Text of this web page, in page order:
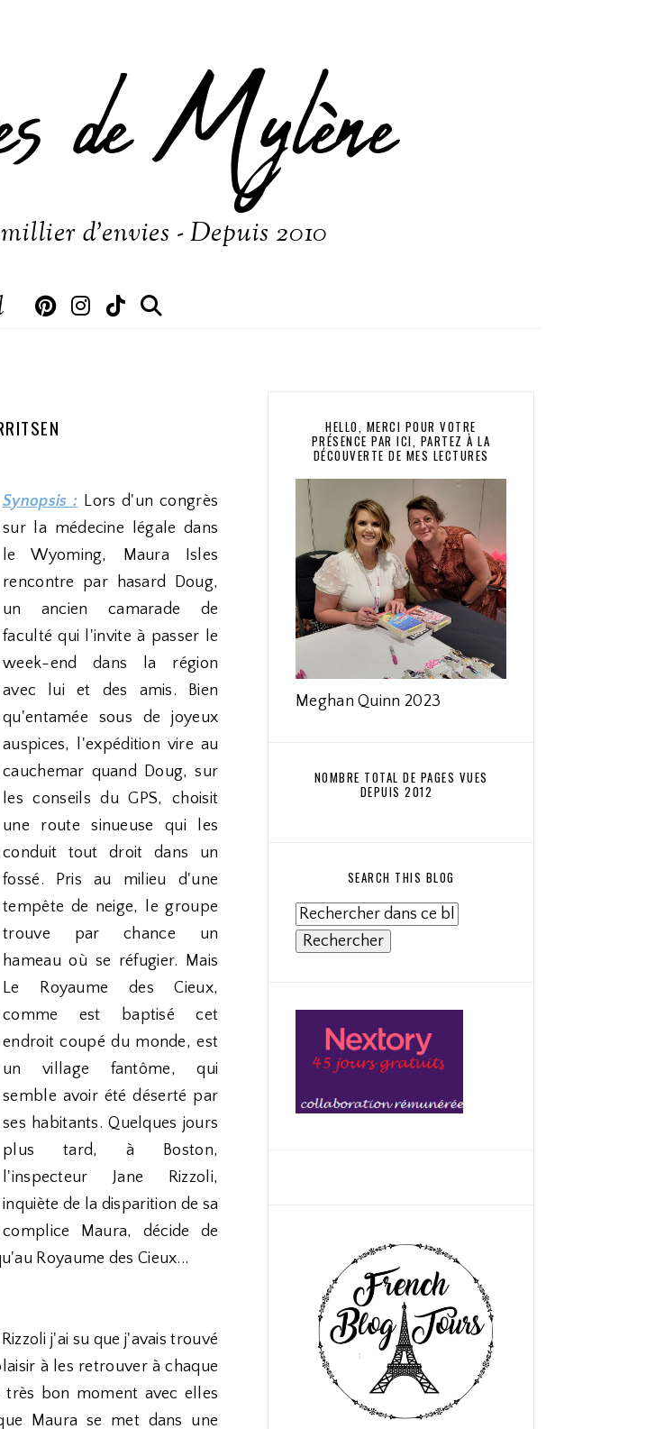
de Mylène
d'envies - Depuis 2010
Synopsis : Lors d'un congrès
sur la médecine légale dans
le Wyoming, Maura Isles
rencontre par hasard Doug,
un ancien camarade de
faculté qui l'invite à passer le
week-end dans la région
avec lui et des amis. Bien
qu'entamée sous de joyeux
auspices, l'expédition vire au
cauchemar quand Doug, sur
les conseils du GPS, choisit
une route sinueuse qui les
conduit tout droit dans un
fossé. Pris au milieu d'une
tempête de neige, le groupe
trouve par chance un
hameau où se réfugier. Mais
Le Royaume des Cieux,
comme est baptisé cet
endroit coupé du monde, est
un village fantôme, qui
semble avoir été déserté par
ses habitants. Quelques jours
plus tard, à Boston,
l'inspecteur Jane Rizzoli,
inquiète de la disparition de sa
complice Maura, décide de
Royaume des Cieux...
j'ai su que j'avais trouvé
à les retrouver à chaque
très bon moment avec elles
Maura se met dans une
HELLO, MERCI POUR VOTRE
PRÉSENCE PAR ICI, PARTEZ À LA
DÉCOUVERTE DE MES LECTURES
Meghan Quinn 2023
NOMBRE TOTAL DE PAGES VUES
DEPUIS 2012
SEARCH THIS BLOG